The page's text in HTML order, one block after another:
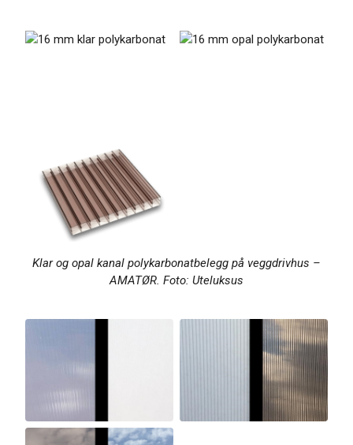
Klar og opal kanal polykarbonatbelegg på veggdrivhus –
AMATØR. Foto: Uteluksus